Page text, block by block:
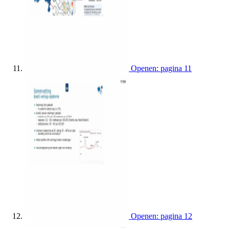
Openen: pagina 11
Openen: pagina 12